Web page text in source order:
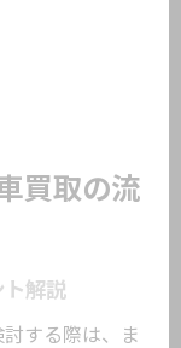
動向を解説
売却が可
買取の流
ト解説
する際は、ま